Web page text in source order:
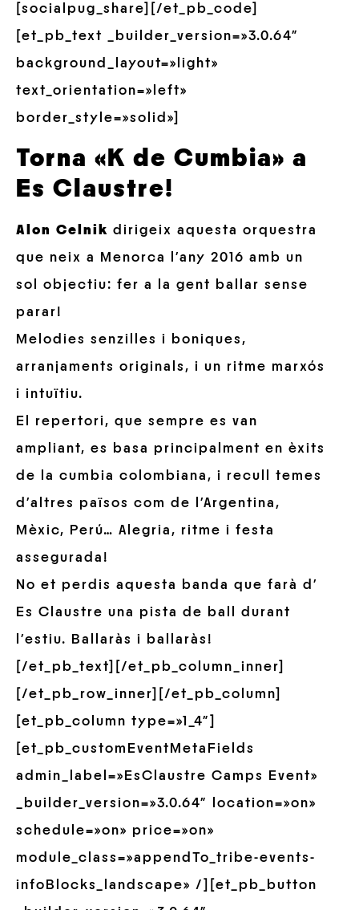
[socialpug_share][/et_pb_code]
[et_pb_text _builder_version=»3.0.64″
background_layout=»light»
text_orientation=»left»
border_style=»solid»]
Torna « K de Cumbia» a
Es Claustre!
Alon Celnik dirigeix aquesta orquestra
que neix a Menorca l’any 2016 amb un
sol objectiu: fer a la gent ballar sense
parar!
Melodies senzilles i
boniques,
arranjaments originals, i un ritme marxós
i intuïtiu.
El repertori , que sempre es van
ampliant, es basa principalment en èxits
de la cumbia colombiana, i recull
temes
d’altres països com de l’Argentina,
Mèxic, Perú… Alegria , ritme i festa
assegurada !
No et perdis aquesta banda que farà d’
Es Claustre una pista de ball durant
l’estiu. Ballaràs i ballaràs!
[/et_pb_text][/et_pb_column_inner]
[/et_pb_row_inner][/et_pb_column]
[et_pb_column type=»1_4″]
[et_pb_customEventMetaFields
admin_label=»EsClaustre Camps Event»
_builder_version=»3.0.64″ location=»on»
schedule=»on» price=»on»
module_class=»appendTo_tribe-events-
infoBlocks_landscape» /][et_pb_button